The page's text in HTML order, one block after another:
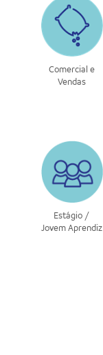
Comercial e
Vendas
Estágio /
Jovem Aprendiz